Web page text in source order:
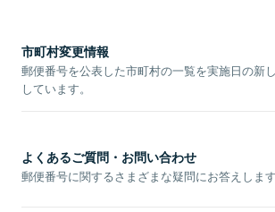
市町村変更情報
郵便番号を公表した市町村の一覧を実施日の新
しています。
よくあるご質問・お問い合わせ
郵便番号に関するさまざまな疑問にお答えします